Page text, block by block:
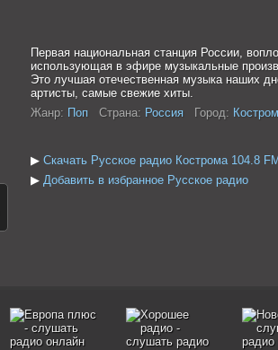
Первая национальная станция России,
использующая в эфире музыкальные
Это лучшая отечественная музыка наших
артисты, самые свежие хиты.
Жанр: Поп Страна: Россия Город:
▶ Скачать Русское радио Кострома 104.8
▶ Добавить в избранное Русское радио